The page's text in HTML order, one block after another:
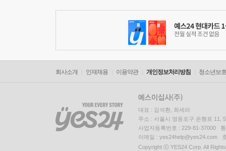
회사소개 인재채용 이용약관 개인정보처리방침 청소년보
대표 : 김석환, 최세라
주소 : 서울시 영등포구 은행로 11,
사업자등록번호 : 229-81-37000
이메일 : yes24help@yes24.com
Copyright ⓒ YES24 Corp. All